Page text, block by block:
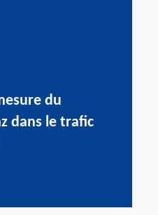
du
dans le trafic